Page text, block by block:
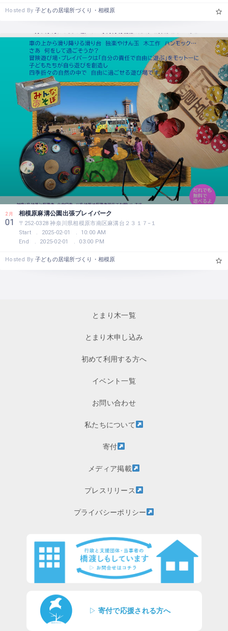
Hosted By 子どもの居場所づくり・相模原
2月
01
相模原麻溝公園出張プレイパーク
〒252-0328 神奈川県相模原市南区麻溝台２３１７−１
Start
2025-02-01
10:00 AM
End
2025-02-01 03:00 PM
Hosted By 子どもの居場所づくり・相模原
とまり木一覧
とまり木申し込み
初めて利用する方へ
イベント一覧
お問い合わせ
私たちについて
寄付
メディア掲載
プレスリリース
プライバシーポリシー
▷ 寄付で応援される方へ